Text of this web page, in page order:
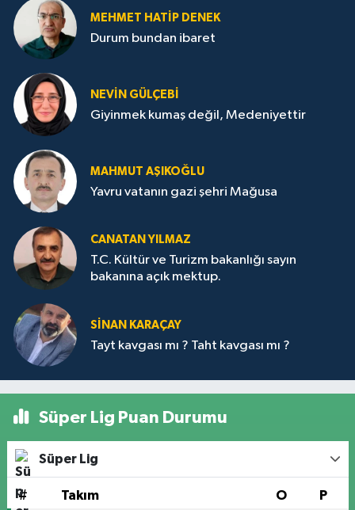
MEHMET HATİP DENEK
Durum bundan ibaret
NEVİN GÜLÇEBİ
Giyinmek kumaş değil, Medeniyettir
MAHMUT AŞIKOĞLU
Yavru vatanın gazi şehri Mağusa
CANATAN YILMAZ
T.C. Kültür ve Turizm bakanlığı sayın
bakanına açık mektup.
SİNAN KARAÇAY
Tayt kavgası mı ? Taht kavgası mı ?
Süper Lig Puan Durumu
Süper Lig
# Takım O P